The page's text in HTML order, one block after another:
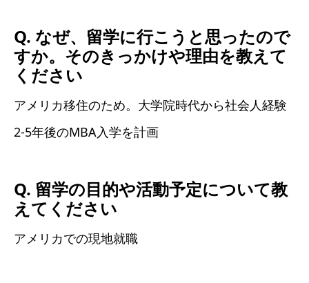
Q. なぜ、留学に行こうと思ったので
すか。そのきっかけや理由を教えて
ください
アメリカ移住のため。大学院時代から社会人経験
2-5年後のMBA入学を計画
Q. 留学の目的や活動予定について教
えてください
アメリカでの現地就職